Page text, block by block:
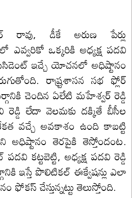
రావు, డీకే అరుణ పేర్లు
ఎవ్వరికో ఒక్కరికి అధ్యక్ష పదవి
ఇచ్చే యోచనలో అధిష్టానం
రాష్ర్టశాసన సభ ఫ్లోర్
చెందిన ఏలేటి మహేశ్వర్ రెడ్డి
రెడ్డి లేదా వెలమకు దక్కితే బీసీల
వచ్చే అవకాశం ఉంది కాబట్టి
అధిష్టానం తెరపైకి తెస్తోందంట.
కట్టబెట్టి, అధ్యక్ష పదవి రెడ్డి
ఇస్తే పొలిటికల్ ఈక్వేషన్లు ఎలా
చేస్తున్నట్టు తెలుస్తోంది.